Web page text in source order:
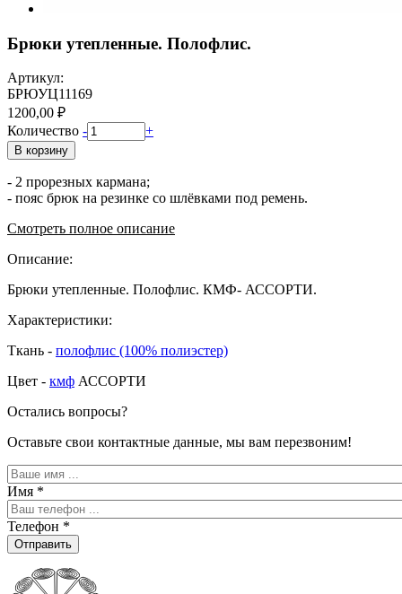
Брюки утепленные. Полофлис.
Артикул:
БРЮУЦ11169
1200,00 ₽
Количество - +
В корзину
- 2 прорезных кармана;
- пояс брюк на резинке со шлёвками под ремень.
Смотреть полное описание
Описание:
Брюки утепленные. Полофлис. КМФ- АССОРТИ.
Характеристики:
Ткань - полофлис (100% полиэстер)
Цвет - кмф АССОРТИ
Остались вопросы?
Оставьте свои контактные данные, мы вам перезвоним!
Имя *
Телефон *
Отправить